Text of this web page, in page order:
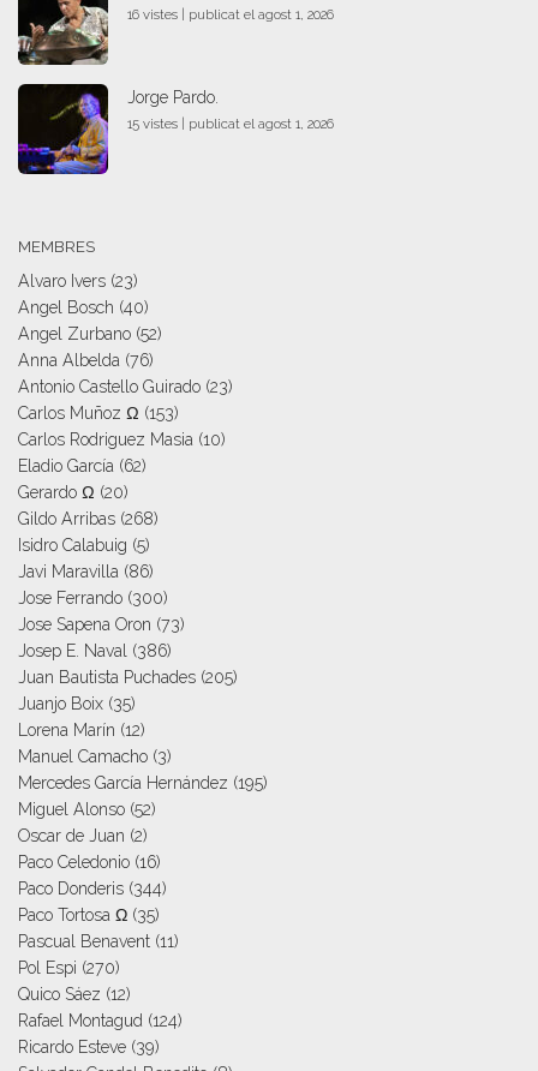
16 vistes publicat el agost 1, 2026
Jorge Pardo.
15 vistes publicat el agost 1, 2026
MEMBRES
Alvaro Ivers (23)
Angel Bosch (40)
Angel Zurbano (52)
Anna Albelda (76)
Antonio Castello Guirado (23)
Carlos Muñoz Ω (153)
Carlos Rodriguez Masia (10)
Eladio García (62)
Gerardo Ω (20)
Gildo Arribas (268)
Isidro Calabuig (5)
Javi Maravilla (86)
Jose Ferrando (300)
Jose Sapena Oron (73)
Josep E. Naval
(386)
Juan Bautista Puchades (205)
Juanjo Boix (35)
Lorena Marín (12)
Manuel Camacho (3)
Mercedes García Hernández (195)
Miguel Alonso (52)
Oscar de Juan (2)
Paco Celedonio (16)
Paco Donderis (344)
Paco Tortosa Ω (35)
Pascual Benavent (11)
Pol Espi (270)
Quico Sáez (12)
Rafael Montagud (124)
Ricardo Esteve (39)